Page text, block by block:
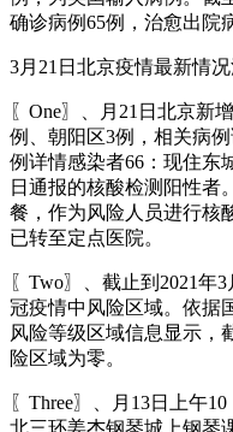
确诊病例65例，治愈出院
3月21日北京疫情最新情
〖One〗、月21日北京新
例、朝阳区3例，相关病
例详情感染者66：现住东
日通报的核酸检测阳性者
餐，作为风险人员进行核
已转至定点医院。
〖Two〗、截止到2021年
冠疫情中风险区域。依据
风险等级区域信息显示，
险区域为零。
〖Three〗、月13日上午
北三环姜杰钢琴城上钢琴